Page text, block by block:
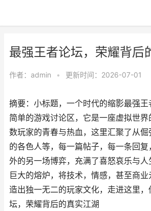
最强王者论坛，荣耀背后
作者： admin • 更新时间：2026-07-01
摘要：小标题，一个时代的缩影最强
简单的游戏讨论区，它是一座虚拟世
数玩家的青春与热血，这里汇聚了从
的各色人等，每一篇帖子，每一条回
外的另一场博弈，充满了喜怒哀乐与
巨大的熔炉，将技术，情感，甚至商
造出独一无二的玩家文化，走进这里
坛，荣耀背后的真实江湖